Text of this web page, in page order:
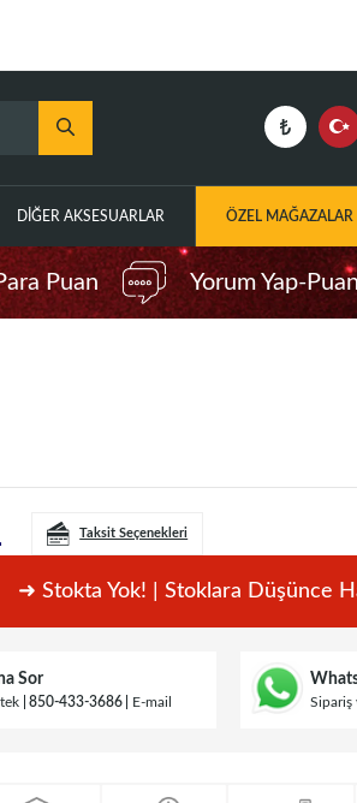
DIĞER AKSESUARLAR ÖZEL MAĞAZALAR
Puan Yorum Yap-
Taksit Seçenekleri
➜ Stokta Yok! | Stoklara Düşünce
Sor
850-433-3686 E-mail Sipariş